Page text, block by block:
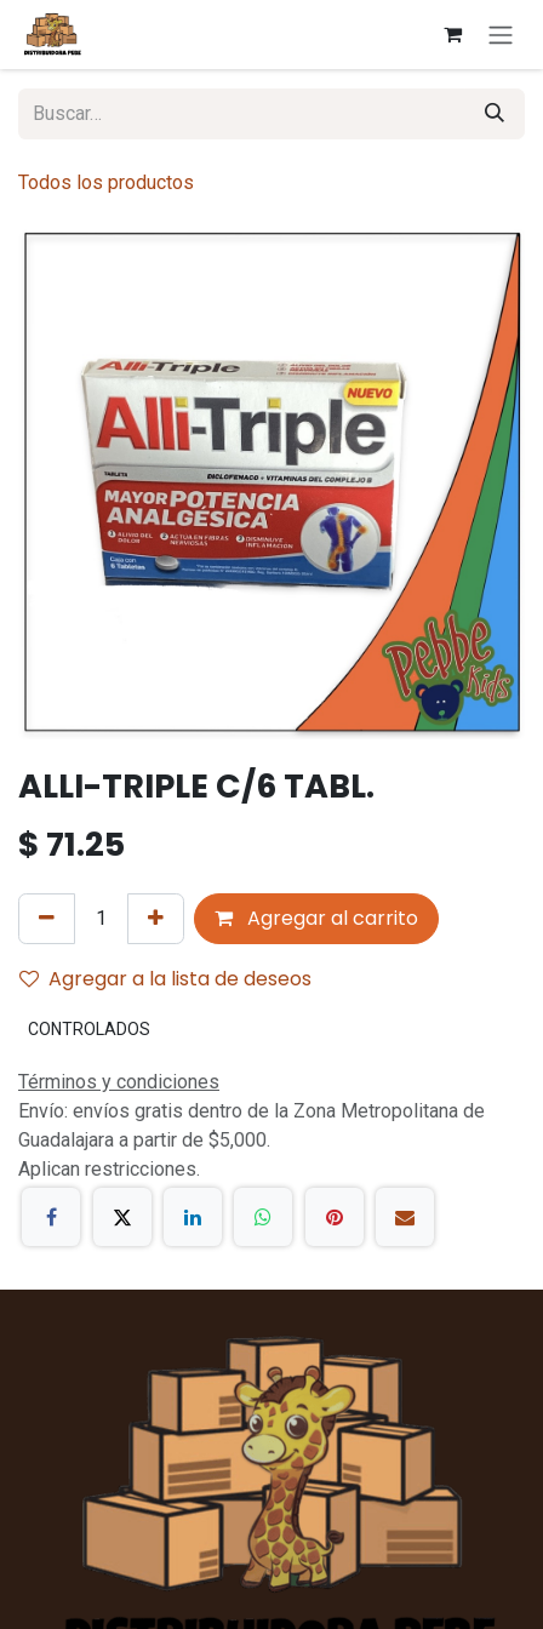
Ir al contenido
Todos los productos
ALLI-TRIPLE C/6 TABL.
$ 71.25
Agregar al carrito
Agregar a la lista de deseos
CONTROLADOS
Términos y condiciones
Envío: envíos gratis dentro de la Zona Metropolitana de
Guadalajara a partir de $5,000.
Aplican restricciones.